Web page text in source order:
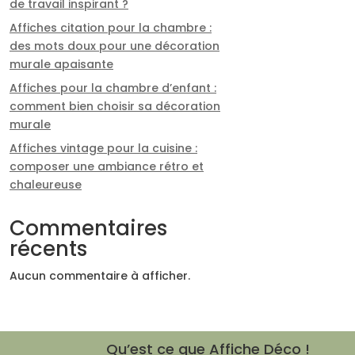
de travail inspirant ?
Affiches citation pour la chambre :
des mots doux pour une décoration
murale apaisante
Affiches pour la chambre d’enfant :
comment bien choisir sa décoration
murale
Affiches vintage pour la cuisine :
composer une ambiance rétro et
chaleureuse
Commentaires
récents
Aucun commentaire à afficher.
Qu’est ce que Affiche Déco !